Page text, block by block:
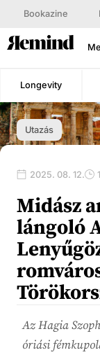
Bookazine
Longevity
Utazás
2025. 08. 12.
Midász
lángoló
Az Hagia
óriási